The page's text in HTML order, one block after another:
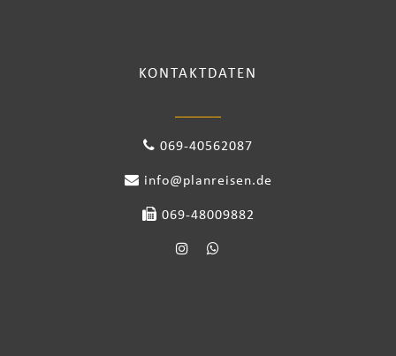
KONTAKTDATEN
069-40562087
info@planreisen.de
069-48009882